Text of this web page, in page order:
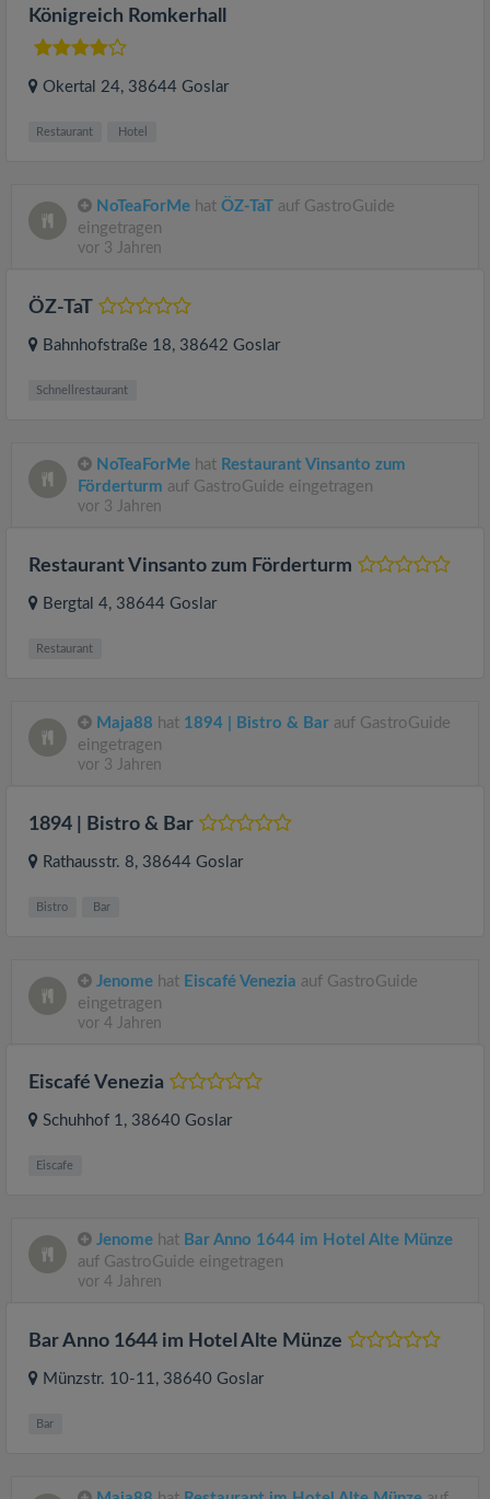
Königreich Romkerhall
Okertal 24, 38644 Goslar
Restaurant Hotel
NoTeaForMe hat ÖZ-TaT auf GastroGuide
eingetragen
vor 3 Jahren
ÖZ-TaT
Bahnhofstraße 18, 38642 Goslar
Schnellrestaurant
NoTeaForMe hat Restaurant Vinsanto zum
Förderturm auf GastroGuide eingetragen
vor 3 Jahren
Restaurant Vinsanto zum Förderturm
Bergtal 4, 38644 Goslar
Restaurant
Maja88 hat 1894 | Bistro & Bar auf GastroGuide
eingetragen
vor 3 Jahren
1894 | Bistro & Bar
Rathausstr. 8, 38644 Goslar
Bistro Bar
Jenome hat Eiscafé Venezia auf GastroGuide
eingetragen
vor 4 Jahren
Eiscafé Venezia
Schuhhof 1, 38640 Goslar
Eiscafe
Jenome hat Bar Anno 1644 im Hotel Alte Münze
auf GastroGuide eingetragen
vor 4 Jahren
Bar Anno 1644 im Hotel Alte Münze
Münzstr. 10-11, 38640 Goslar
Bar